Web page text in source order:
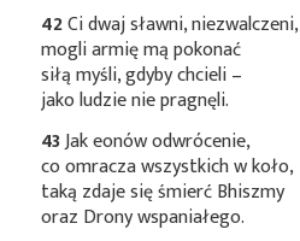
42Ci dwaj sławni, niezwalczeni,
mogli armię mą pokonać
siłą myśli, gdyby chcieli –
jako ludzie nie pragnęli.
43Jak eonów odwrócenie,
co omracza wszystkich w koło,
taką zdaje się śmierć Bhiszmy
oraz Drony wspaniałego.